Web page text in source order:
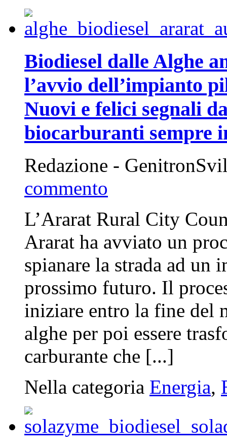
Biodiesel dalle Alghe
l’avvio dell’impianto
Nuovi e felici segnali
biocarburanti sempre
Redazione -
commento
L’Ararat Rural City
Ararat ha avviato un
spianare la strada ad
prossimo futuro. Il
iniziare entro la fine del
alghe per poi essere
carburante che [...]
Nella categoria Energia,